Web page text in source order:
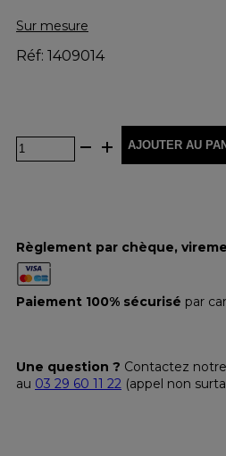
Sur mesure
Réf: 1409014
AJOUTER AU
Règlement par chèque,
Paiement 100% sécurisé par
Une question ? Contactez
au 03 29 60 11 22 (appel non